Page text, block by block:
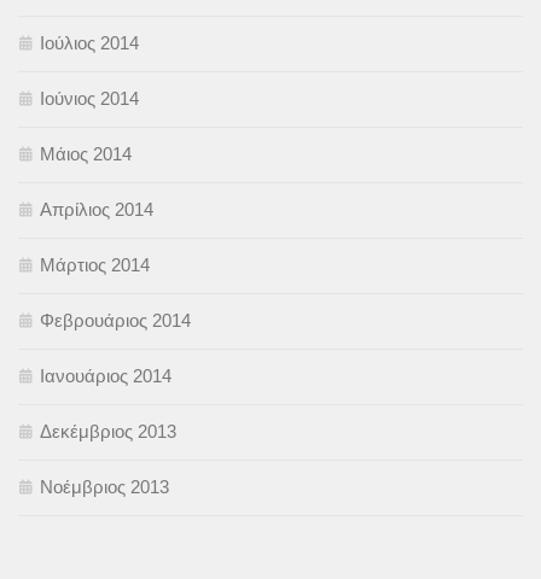
Ιούλιος 2014
Ιούνιος 2014
Μάιος 2014
Απρίλιος 2014
Μάρτιος 2014
Φεβρουάριος 2014
Ιανουάριος 2014
Δεκέμβριος 2013
Νοέμβριος 2013